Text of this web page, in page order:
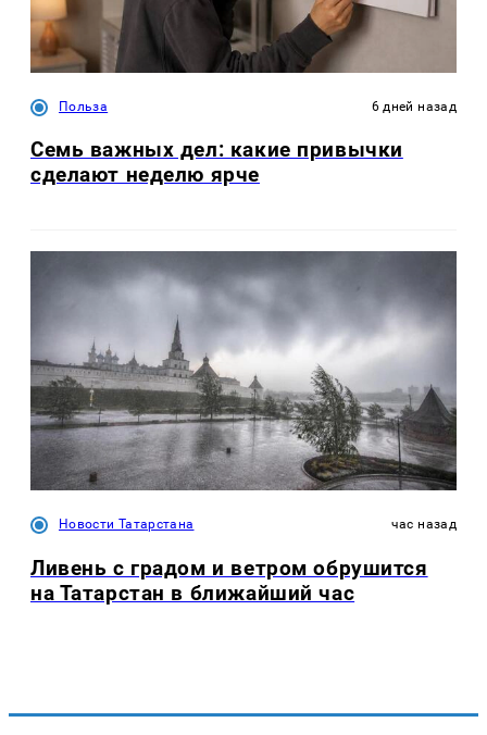
Польза 6 дней назад
Семь важных дел: какие привычки
сделают неделю ярче
Новости Татарстана час назад
Ливень с градом и ветром обрушится
на Татарстан в ближайший час